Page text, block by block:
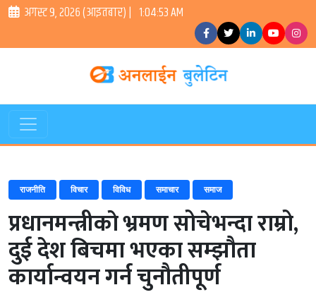
अगस्ट ९, २०२६ (आइतबार) | 1:04:53 AM
राजनीति विचार विविध समाचार समाज
प्रधानमन्त्रीकाे भ्रमण सोचेभन्दा राम्रो,
दुई देश बिचमा भएका सम्झौता
कार्यान्वयन गर्न चुनौतीपूर्ण